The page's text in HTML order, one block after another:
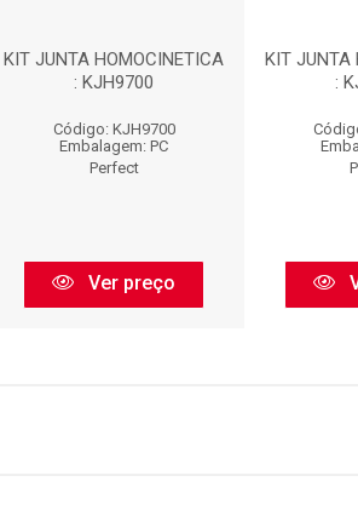
KIT JUNTA HOMOCINETICA
: KJH9700
Código: KJH9700
Embalagem: PC
Perfect
Ver preço
KIT JUNTA
: